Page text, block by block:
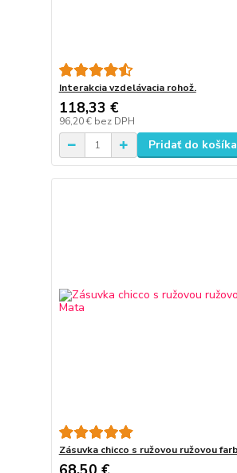
Interakcia vzdelávacia rohož.
118,33 €
96,20 € bez DPH
Pridať do košíka
Zásuvka chicco s ružovou ružovou